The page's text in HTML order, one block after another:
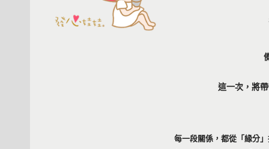
這一次，將
每一段關係，都從「緣分